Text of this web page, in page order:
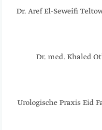
Dr. Aref El-Seweifi
Dr. med. Khaled
Urologische Praxis Eid